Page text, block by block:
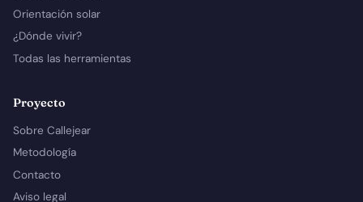
Orientación solar
¿Dónde vivir?
Todas las herramientas
Proyecto
Sobre Callejear
Metodología
Contacto
Aviso legal